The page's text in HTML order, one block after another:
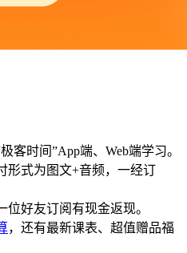
客时间”App端、Web端学习。
形式为图文+音频，一经订
好友订阅有现金返现。
，还有最新课表、超值赠品福